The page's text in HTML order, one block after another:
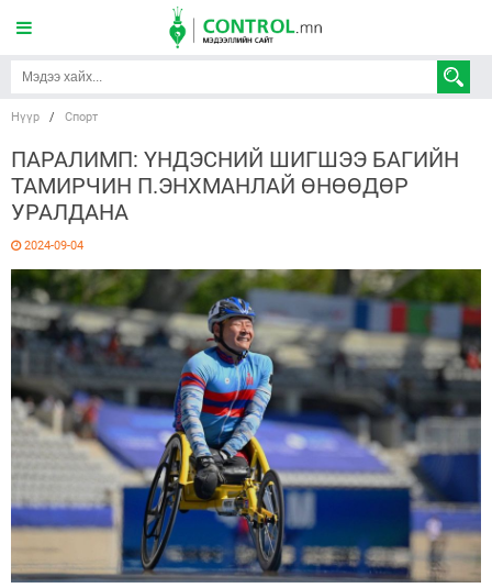
Нүүр / Спорт
ПАРАЛИМП: ҮНДЭСНИЙ ШИГШЭЭ БАГИЙН
ТАМИРЧИН П.ЭНХМАНЛАЙ ӨНӨӨДӨР
УРАЛДАНА
2024-09-04